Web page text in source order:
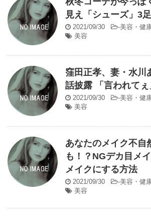
見え「シューズ」3足
2021/09/30 -美容・健
美容
窪田正孝、妻・水川
話披露 「言われて
2021/09/30 -美容・健
美容
あなたのメイク不自
も！？NGデカ目メ
メイクにする方法
2021/09/30 -美容・健
美容